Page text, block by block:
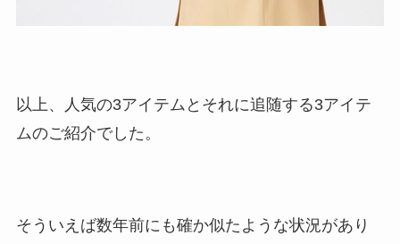
以上、人気の3アイテムとそれに追随する3アイテ
ムのご紹介でした。
そういえば数年前にも確か似たような状況があり